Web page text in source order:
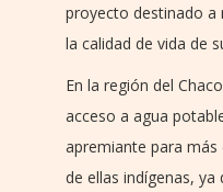
proyecto destinado a
la calidad de vida de
En la región del
acceso a agua
apremiante para más
de ellas indígenas,